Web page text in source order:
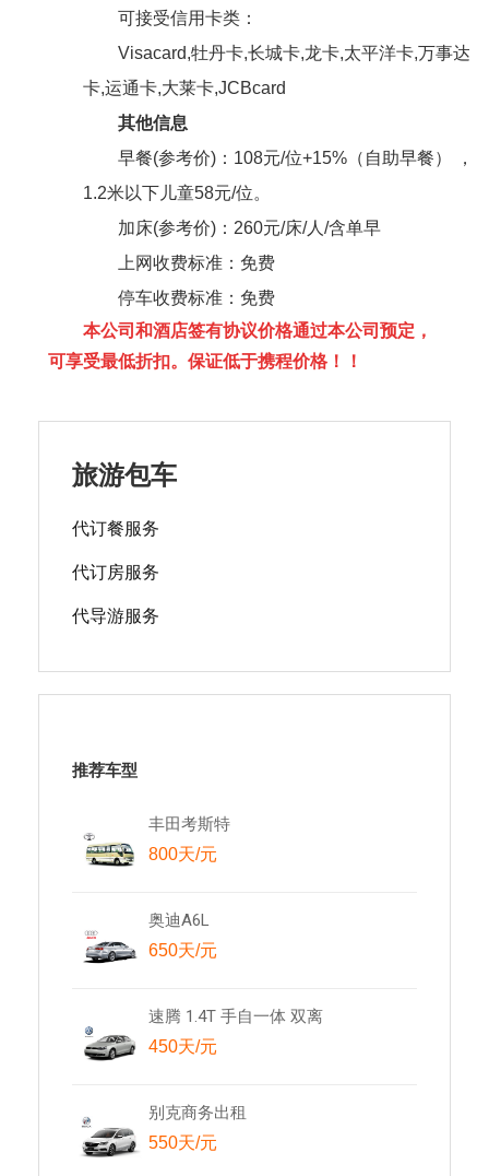
可接受信用卡类：
Visacard,牡丹卡,长城卡,龙卡,太平洋卡,万事达
卡,运通卡,大莱卡,JCBcard
其他信息
早餐(参考价)：108元/位+15%（自助早餐） ，
1.2米以下儿童58元/位。
加床(参考价)：260元/床/人/含单早
上网收费标准：免费
停车收费标准：免费
本公司和酒店签有协议价格通过本公司预定，
可享受最低折扣。保证低于携程价格！！
旅游包车
代订餐服务
代订房服务
代导游服务
推荐车型
丰田考斯特
800天/元
奥迪A6L
650天/元
速腾 1.4T 手自一体 双离
450天/元
别克商务出租
550天/元